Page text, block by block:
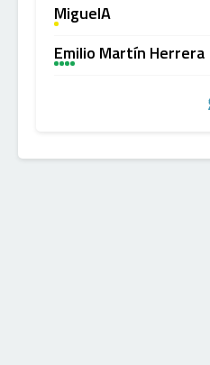
MiguelA
A
Emilio Martín Herrera
A+++